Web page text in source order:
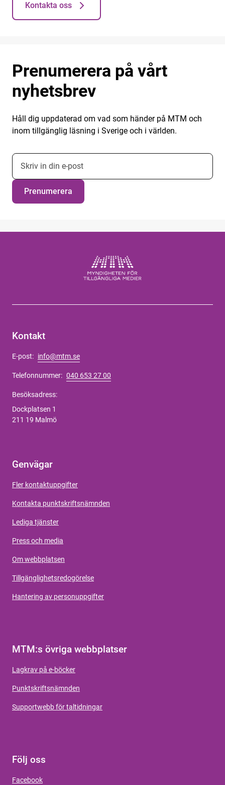
Kontakta oss
Prenumerera på vårt
nyhetsbrev
Håll dig uppdaterad om vad som händer på MTM och
inom tillgänglig läsning i Sverige och i världen.
E-postadress nyhetsbrevsprenumeration
Prenumerera
Kontakt
E-post: info@mtm.se
Telefonnummer: 040 653 27 00
Besöksadress:
Dockplatsen 1
211 19 Malmö
Genvägar
Fler kontaktuppgifter
Kontakta punktskriftsnämnden
Lediga tjänster
Press och media
Om webbplatsen
Tillgänglighetsredogörelse
Hantering av personuppgifter
MTM:s övriga webbplatser
Lagkrav på e-böcker
Punktskriftsnämnden
Supportwebb för taltidningar
Följ oss
Facebook